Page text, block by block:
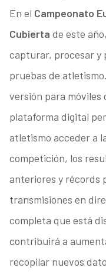
En el Campeonato
Cubierta de este
capturar, procesar y
pruebas de
versión para móviles
plataforma digital
atletismo acceder a
competición, los
anteriores y récords
transmisiones en
completa que está
contribuirá a
recopilar nuevos